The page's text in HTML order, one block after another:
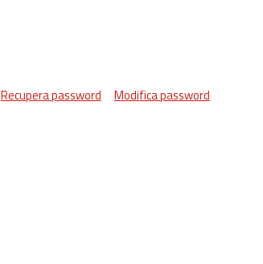
Recupera password Modifica password